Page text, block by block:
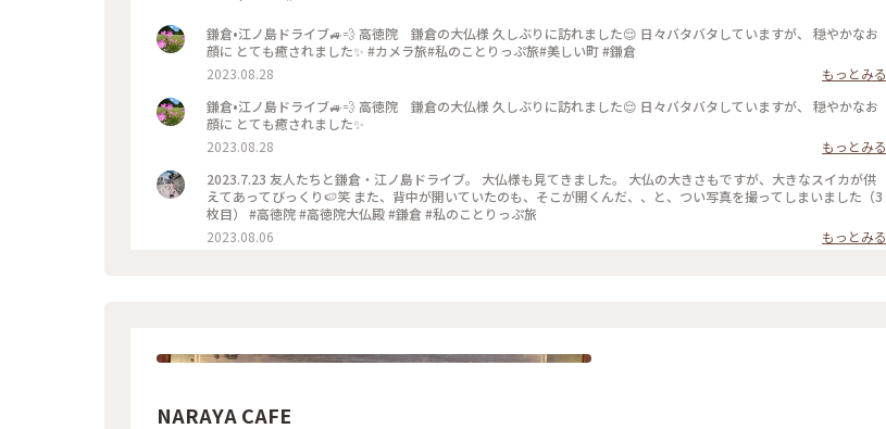
鎌倉•江ノ島ドライブ🚙💨 高徳院 鎌倉の大仏様 久しぶりに訪れました😌 日々バタバタしていますが、 穏やかなお
顔に とても癒されました✨ #カメラ旅#私のことりっぷ旅#美しい町 #鎌倉
2023.08.28
もっとみる
鎌倉•江ノ島ドライブ🚙💨 高徳院 鎌倉の大仏様 久しぶりに訪れました😌 日々バタバタしていますが、 穏やかなお
顔に とても癒されました✨
2023.08.28
もっとみる
2023.7.23 友人たちと鎌倉・江ノ島ドライブ。 大仏様も見てきました。 大仏の大きさもですが、大きなスイカが供
えてあってびっくり🍉笑 また、背中が開いていたのも、そこが開くんだ、、と、つい写真を撮ってしまいました（3
枚目） #高徳院 #高徳院大仏殿 #鎌倉 #私のことりっぷ旅
2023.08.06
もっとみる
NARAYA CAFE